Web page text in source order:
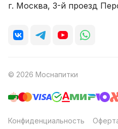
г. Москва, 3-й проезд
© 2026 Моснапитки
Конфиденциальность